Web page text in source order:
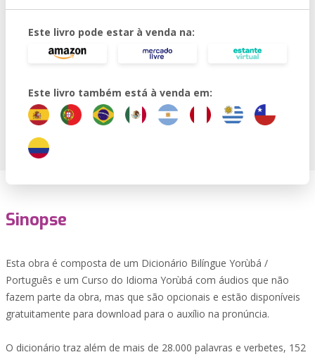
Este livro pode estar à venda na:
Este livro também está à venda em:
Sinopse
Esta obra é composta de um Dicionário Bilíngue Yorùbá /
Português e um Curso do Idioma Yorùbá com áudios que não
fazem parte da obra, mas que são opcionais e estão disponíveis
gratuitamente para download para o auxílio na pronúncia.
O dicionário traz além de mais de 28.000 palavras e verbetes, 152